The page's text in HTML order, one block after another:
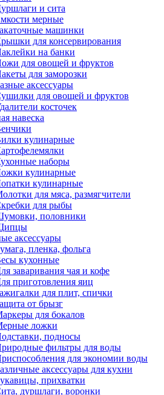
и сита
мерные
машинки
для консервирования
на банки
для овощей и фруктов
для заморозки
аксессуары
для овощей и фруктов
косточек
навеска
кулинарные
наборы
кулинарные
кулинарные
для мяса, размягчители
для рыбы
половники
аксессуары
пленка, фольга
кухонные
заваривания чая и кофе
приготовления яиц
для плит, спички
от брызг
для бокалов
ложки
подносы
фильтры для воды
для экономии воды
аксессуары для кухни
прихватки
дуршлаги, воронки